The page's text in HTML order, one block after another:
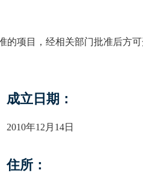
项目，经相关部门批准后方可
成立日期：
2010年12月14日
住所：